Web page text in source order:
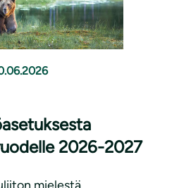
2026-2027